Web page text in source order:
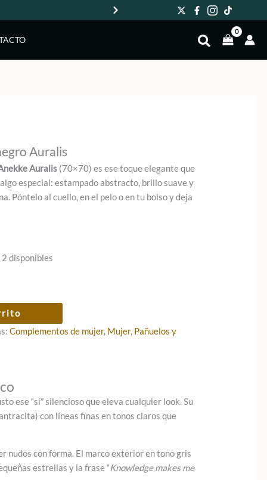
Auralis
Auralis (70×70) es ese toque elegante que
especial: estampado abstracto, brillo suave y
Póntelo al cuello, en el pelo o en tu bolso y deja
2 disponibles
Complementos de mujer, Mujer, Pañuelos y
ese “sí” silencioso que eleva cualquier look. Su
con líneas finas en tonos claros que
nudos con forma. El marco exterior en tono gris
estrellas y la frase “Knowledge makes me